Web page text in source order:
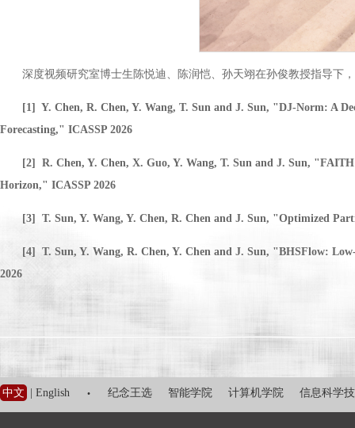
深度视频研究室博士生陈悦迪、陈润恺、孙天翊在孙俊教授指导下
[1] Y. Chen, R. Chen, Y. Wang, T. Sun and J. Sun, "DJ-Norm: A
Forecasting," ICASSP 2026
[2] R. Chen, Y. Chen, X. Guo, Y. Wang, T. Sun and J. Sun,
Horizon," ICASSP 2026
[3] T. Sun, Y. Wang, Y. Chen, R. Chen and J. Sun, "Optimized
[4] T. Sun, Y. Wang, R. Chen, Y. Chen and J. Sun, "BHSFlow:
2026
中文 English · 纪念王选 智能学院 计算机学院 信息科学